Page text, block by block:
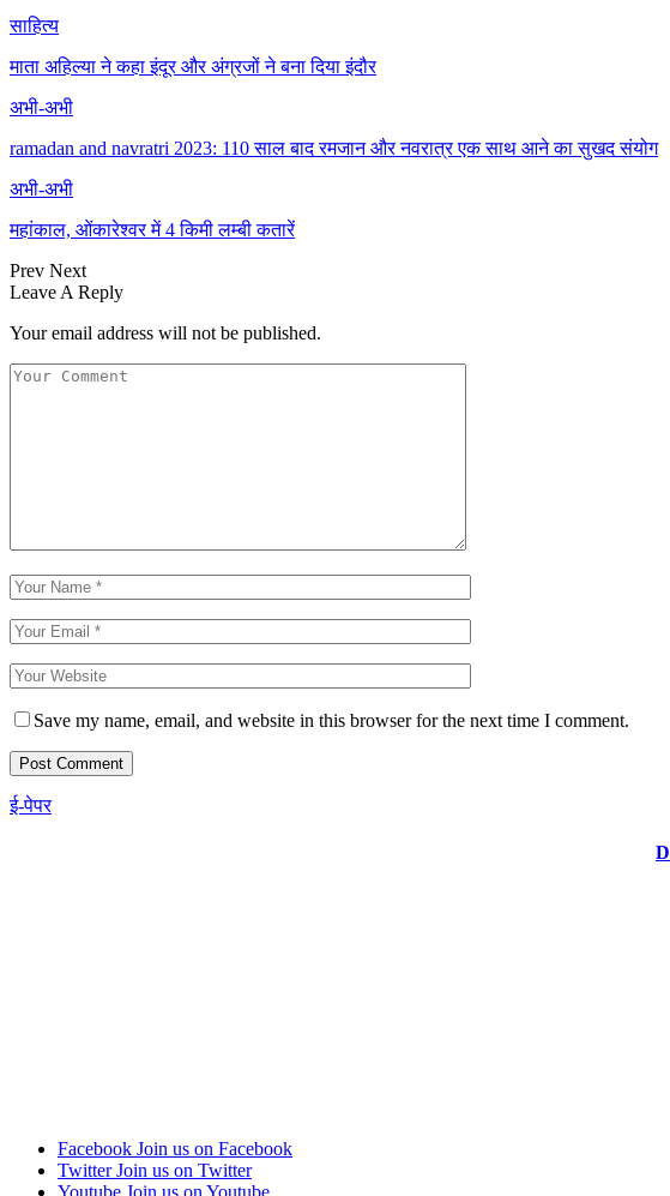
साहित्य
माता अहिल्या ने कहा इंदूर और अंग्रजों ने बना दिया इंदौर
अभी-अभी
ramadan and navratri 2023: 110 साल बाद रमजान और नवरात्र एक साथ आने का सुखद संयोग
अभी-अभी
महांकाल, ओंकारेश्वर में 4 किमी लम्बी कतारें
Prev Next
Leave A Reply
Your email address will not be published.
Save my name, email, and website in this browser for the next time I comment.
ई-पेपर
Facebook Join us on Facebook
Twitter Join us on Twitter